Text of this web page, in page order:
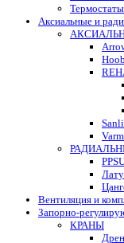
Термостаты
Аксиальные и
Вентиляция и
Запорно-
КРАНЫ